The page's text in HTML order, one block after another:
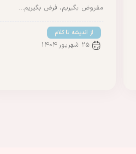
مفروض بگیریم، فرض بگیریم…
از اندیشه تا کلام
25 شهریور 1404